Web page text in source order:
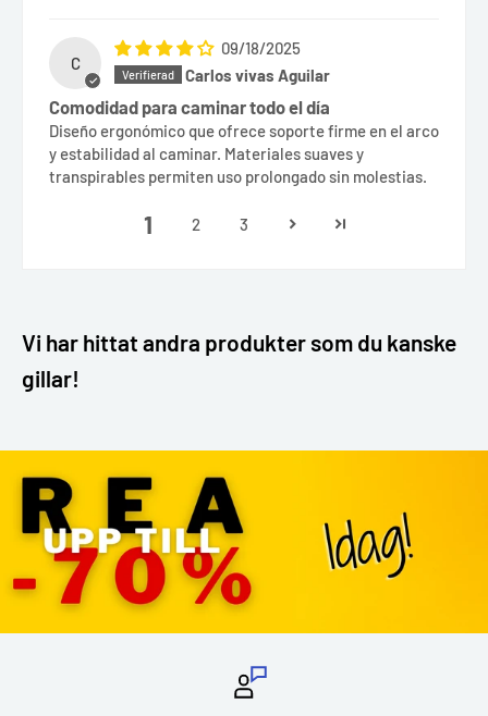
C
09/18/2025
Carlos vivas Aguilar
Comodidad para caminar todo el día
Diseño ergonómico que ofrece soporte firme en el arco
y estabilidad al caminar. Materiales suaves y
transpirables permiten uso prolongado sin molestias.
1 2 3
Vi har hittat andra produkter som du kanske
gillar!